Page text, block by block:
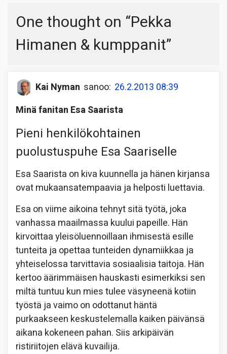
One thought on “Pekka
Himanen & kumppanit”
Kai Nyman sanoo: 26.2.2013 08:39
Minä fanitan Esa Saarista
Pieni henkilökohtainen
puolustuspuhe Esa Saariselle
Esa Saarista on kiva kuunnella ja hänen kirjansa
ovat mukaansatempaavia ja helposti luettavia.
Esa on viime aikoina tehnyt sitä työtä, joka
vanhassa maailmassa kuului papeille. Hän
kirvoittaa yleisöluennoillaan ihmisestä esille
tunteita ja opettaa tunteiden dynamiikkaa ja
yhteiselossa tarvittavia sosiaalisia taitoja. Hän
kertoo äärimmäisen hauskasti esimerkiksi sen
miltä tuntuu kun mies tulee väsyneenä kotiin
työstä ja vaimo on odottanut häntä
purkaakseen keskustelemalla kaiken päivänsä
aikana kokeneen pahan. Siis arkipäivän
ristiriitojen elävä kuvailija.